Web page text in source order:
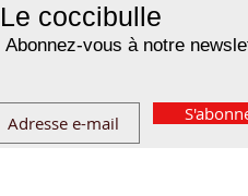
Le coccibulle
Abonnez-vous à notre